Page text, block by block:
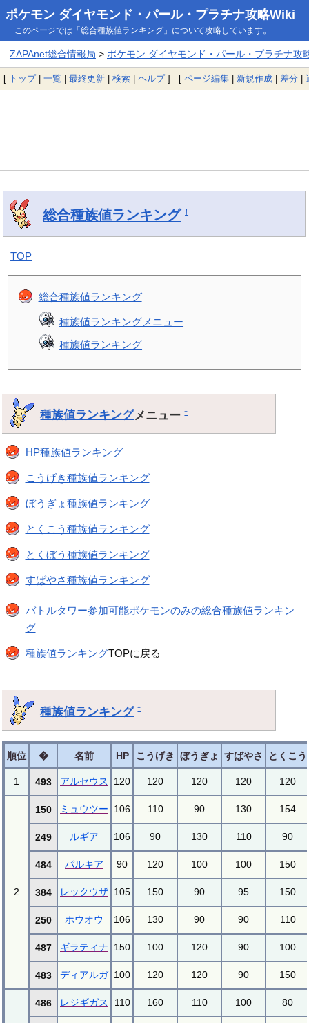
ポケモン ダイヤモンド・パール・プラチナ攻略Wiki
このページでは「総合種族値ランキング」について攻略しています。
ZAPAnet総合情報局 > ポケモン ダイヤモンド・パール・プラチナ攻
[ トップ| 一覧 | 最終更新 | 検索 | ヘルプ] [ ページ編集 | 新規作成 | 差分 |
総合種族値ランキング †
TOP
総合種族値ランキング
種族値ランキングメニュー
種族値ランキング
種族値ランキングメニュー†
HP種族値ランキング
こうげき種族値ランキング
ぼうぎょ種族値ランキング
とくこう種族値ランキング
とくぼう種族値ランキング
すばやさ種族値ランキング
バトルタワー参加可能ポケモンのみの総合種族値ランキン
グ
種族値ランキングTOPに戻る
種族値ランキング †
順位 � 名前 HP こうげき ぼうぎょ すばやさ とくこう
1 493 アルセウス 120 120 120 120 120
2
150 ミュウツー 106 110 90 130 154
249 ルギア 106 90 130 110 90
484 パルキア 90 120 100 100 150
384 レックウザ 105 150 90 95 150
250 ホウオウ 106 130 90 90 110
487 ギラティナ 150 100 120 90 100
483 ディアルガ 100 120 120 90 150
486 レジギガス 110 160 110 100 80